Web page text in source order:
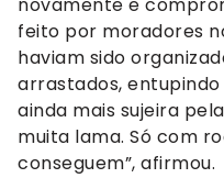
novamente e
feito por moradores
haviam sido
arrastados,
ainda mais sujeira
muita lama. Só com
conseguem”, afirmou.